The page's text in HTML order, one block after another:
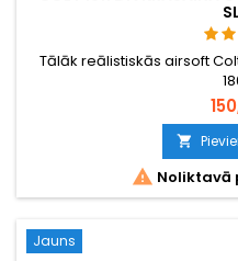
Tālāk reālistiskās airsoft

 Noliktavā
Jauns